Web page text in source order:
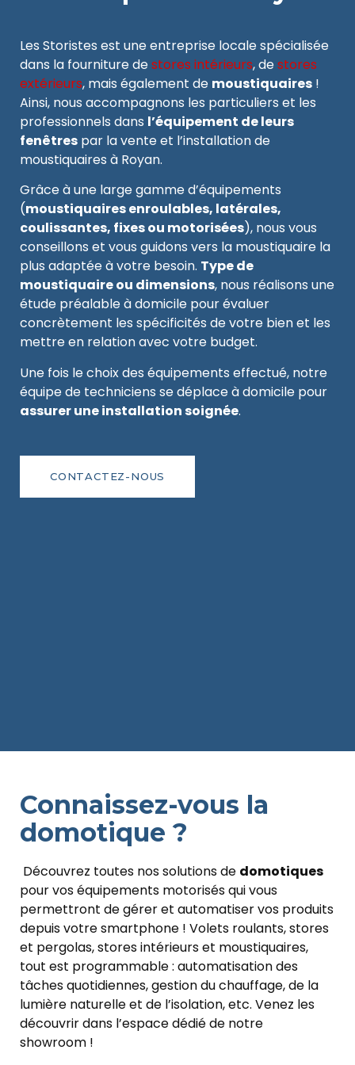
Les Storistes est une entreprise locale spécialisée
dans la fourniture destores intérieurs, destores
extérieurs, mais également de moustiquaires !
Ainsi, nous accompagnons les particuliers et les
professionnels dans l’équipement de leurs
fenêtres par la vente et l’installation de
moustiquaires à Royan.
Grâce à une large gamme d’équipements
(moustiquaires enroulables, latérales,
coulissantes, fixes ou motorisées), nous vous
conseillons et vous guidons vers la moustiquaire la
plus adaptée à votre besoin. Type de
moustiquaire ou dimensions, nous réalisons une
étude préalable à domicile pour évaluer
concrètement les spécificités de votre bien et les
mettre en relation avec votre budget.
Une fois le choix des équipements effectué, notre
équipe de techniciens se déplace à domicile pour
assurer une installation soignée.
CONTACTEZ-NOUS
Connaissez-vous la
domotique ?
Découvrez toutes nos solutions de domotiques
pour vos équipements motorisés qui vous
permettront de gérer et automatiser vos produits
depuis votre smartphone ! Volets roulants, stores
et pergolas, stores intérieurs et moustiquaires,
tout est programmable : automatisation des
tâches quotidiennes, gestion du chauffage, de la
lumière naturelle et de l’isolation, etc. Venez les
découvrir dans l’espace dédié de notre
showroom !